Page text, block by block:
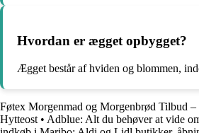
Hvordan er ægget opbygget?
Ægget består af hviden og blommen,
Føtex Morgenmad og Morgenbrød Tilbud
Hytteost • Adblue: Alt du behøver at vide